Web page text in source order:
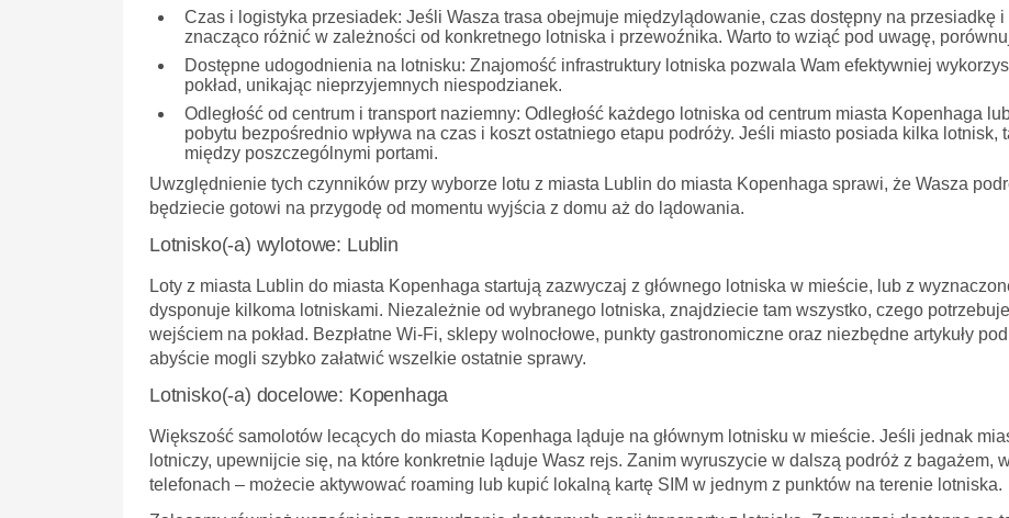
Czas i logistyka przesiadek: Jeśli Wasza trasa obejmuje międzylądowanie, czas dostępny na przesiadkę
znacząco różnić w zależności od konkretnego lotniska i przewoźnika. Warto to wziąć pod uwagę,
Dostępne udogodnienia na lotnisku: Znajomość infrastruktury lotniska pozwala Wam efektywniej
pokład, unikając nieprzyjemnych niespodzianek.
Odległość od centrum i transport naziemny: Odległość każdego lotniska od centrum miasta Kopenhaga
pobytu bezpośrednio wpływa na czas i koszt ostatniego etapu podróży. Jeśli miasto posiada kilka lotnisk,
między poszczególnymi portami.
Uwzględnienie tych czynników przy wyborze lotu z miasta Lublin do miasta Kopenhaga sprawi, że Wasza
będziecie gotowi na przygodę od momentu wyjścia z domu aż do lądowania.
Lotnisko(-a) wylotowe: Lublin
Loty z miasta Lublin do miasta Kopenhaga startują zazwyczaj z głównego lotniska w mieście, lub z
dysponuje kilkoma lotniskami. Niezależnie od wybranego lotniska, znajdziecie tam wszystko, czego
wejściem na pokład. Bezpłatne Wi-Fi, sklepy wolnocłowe, punkty gastronomiczne oraz niezbędne artykuły
abyście mogli szybko załatwić wszelkie ostatnie sprawy.
Lotnisko(-a) docelowe: Kopenhaga
Większość samolotów lecących do miasta Kopenhaga ląduje na głównym lotnisku w mieście. Jeśli jednak
lotniczy, upewnijcie się, na które konkretnie ląduje Wasz rejs. Zanim wyruszycie w dalszą podróż z bagażem,
telefonach – możecie aktywować roaming lub kupić lokalną kartę SIM w jednym z punktów na terenie lotniska.